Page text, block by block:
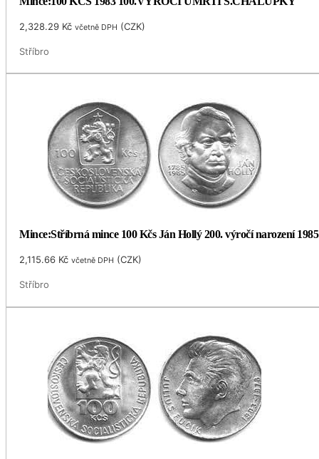
2,328.29 Kč včetně DPH (CZK)
Stříbro
Mince:Stříbrná mince 100 Kčs Ján Hollý 200. výročí narození 1985
2,115.66 Kč včetně DPH (CZK)
Stříbro